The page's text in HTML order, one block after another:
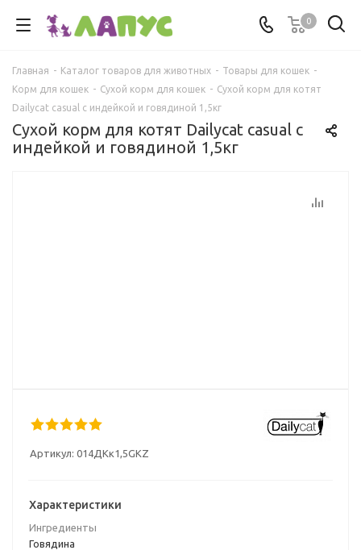
0
Главная - Каталог товаров для животных - Товары для кошек -
Корм для кошек - Сухой корм для кошек - Сухой корм для котят
Dailycat casual с индейкой и говядиной 1,5кг
Сухой корм для котят Dailycat casual с
индейкой и говядиной 1,5кг
Артикул: 014ДКк1,5GKZ
Характеристики
Ингредиенты
Говядина